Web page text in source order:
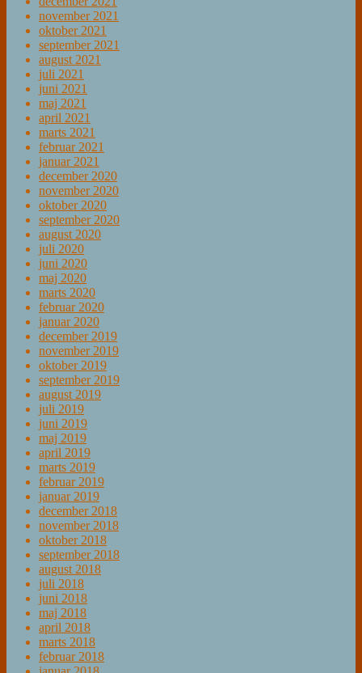
november 2021
oktober 2021
september 2021
august 2021
juli 2021
juni 2021
maj 2021
april 2021
marts 2021
februar 2021
januar 2021
december 2020
november 2020
oktober 2020
september 2020
august 2020
juli 2020
juni 2020
maj 2020
marts 2020
februar 2020
januar 2020
december 2019
november 2019
oktober 2019
september 2019
august 2019
juli 2019
juni 2019
maj 2019
april 2019
marts 2019
februar 2019
januar 2019
december 2018
november 2018
oktober 2018
september 2018
august 2018
juli 2018
juni 2018
maj 2018
april 2018
marts 2018
februar 2018